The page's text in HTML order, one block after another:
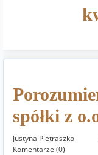
spółki z
Justyna Pietraszko
Komentarze (0)